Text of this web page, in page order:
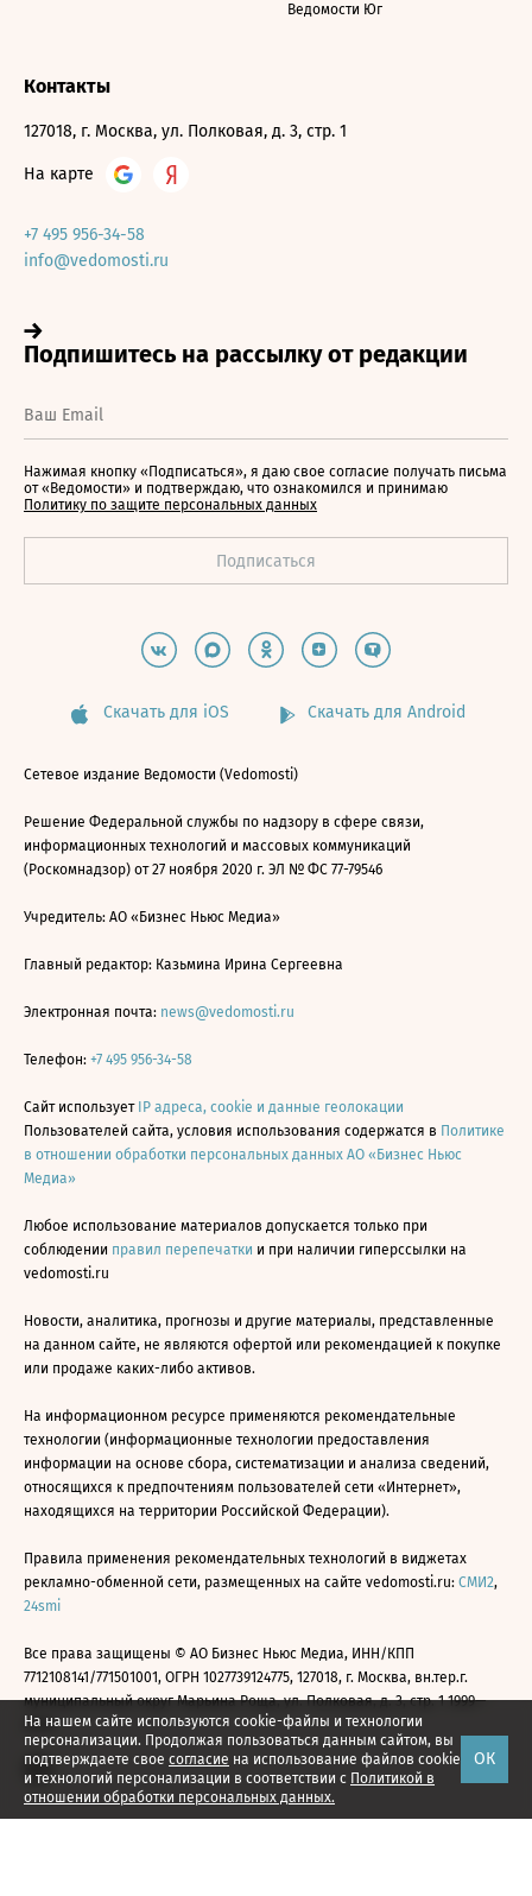
На нашем сайте используются cookie-файлы и технологии
персонализации. Продолжая пользоваться данным сайтом, вы
подтверждаете свое согласие на использование файлов cookie
и технологий персонализации в соответствии с Политикой в
отношении обработки персональных данных.
ОК
Ведомости Юг
Контакты
127018, г. Москва, ул. Полковая, д. 3, стр. 1
На карте
+7 495 956-34-58
info@vedomosti.ru
Нажимая кнопку «Подписаться», я даю свое согласие получать письма
от «Ведомости» и подтверждаю, что ознакомился и принимаю
Политику по защите персональных данных
Скачать для iOS Скачать для Android
Сетевое издание Ведомости (Vedomosti)
Решение Федеральной службы по надзору в сфере связи,
информационных технологий и массовых коммуникаций
(Роскомнадзор) от 27 ноября 2020 г. ЭЛ № ФС 77-79546
Учредитель: АО «Бизнес Ньюс Медиа»
Главный редактор: Казьмина Ирина Сергеевна
Электронная почта: news@vedomosti.ru
Телефон: +7 495 956-34-58
Сайт использует IP адреса, cookie и данные геолокации
Пользователей сайта, условия использования содержатся в Политике
в отношении обработки персональных данных АО «Бизнес Ньюс
Медиа»
Любое использование материалов допускается только при
соблюдении правил перепечатки и при наличии гиперссылки на
vedomosti.ru
Новости, аналитика, прогнозы и другие материалы, представленные
на данном сайте, не являются офертой или рекомендацией к покупке
или продаже каких-либо активов.
На информационном ресурсе применяются рекомендательные
технологии (информационные технологии предоставления
информации на основе сбора, систематизации и анализа сведений,
относящихся к предпочтениям пользователей сети «Интернет»,
находящихся на территории Российской Федерации).
Правила применения рекомендательных технологий в виджетах
рекламно-обменной сети, размещенных на сайте vedomosti.ru: СМИ2,
24smi
Все права защищены © АО Бизнес Ньюс Медиа, ИНН/КПП
7712108141/771501001, ОГРН 1027739124775, 127018, г. Москва, вн.тер.г.
муниципальный округ Марьина Роща, ул. Полковая, д. 3, стр. 1 1999—
2026